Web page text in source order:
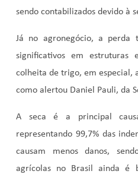
sendo contabilizados devido à
Já no agronegócio, a
significativos em estruturas
colheita de trigo, em especial,
como alertou Daniel Pauli, da
A seca é a principal
representando 99,7% das
causam menos danos,
agrícolas no Brasil ainda é